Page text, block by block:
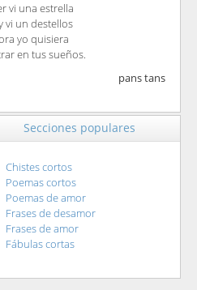
vi una estrella
vi un destellos
yo quisiera
en tus sueños.
pans tans
Secciones populares
Chistes cortos
Poemas cortos
Poemas de amor
Frases de desamor
Frases de amor
Fábulas cortas